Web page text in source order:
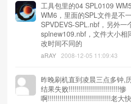
工具包里的04 SPL0109
WM6，里面的SPL文件是不
SPVDEVS-SPL.nbf，另外一
splnew109.nbf，文件大小相
改时间不同的
aRAY 2008-12-05 11:09:43
昨晚刷机直到凌晨三点多钟,
结果失败!!!!!!!!!!!!!!!!!!!!!!!!!!惨
啊!!!!!!!!!!!!!!!!!!!!!!!!!!!!!!!!老大